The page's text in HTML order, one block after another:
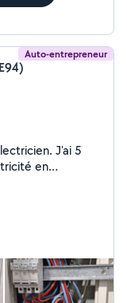
Auto-entrepreneur
en
travaux
Mohamed